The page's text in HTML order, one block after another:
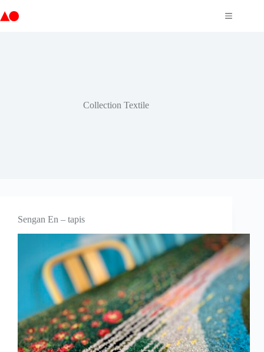
au
Collection Textile
Sengan En – tapis